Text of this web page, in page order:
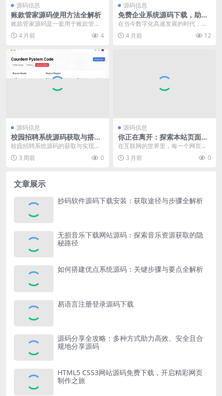
源码信息
账款管家源码使用方法全解析
账款管家源码是一套用于账款管理
相关软件开发的基础代码集合，合
理运用它能够帮助开发...
4 月前 4
源码信息
免费企业系统源码下载，助力
企业高效搭建信息化管理平台
在当今数字化高速发展的时代，企
业对于各类系统的需求与日俱增。
从客户关系管理系统到...
4 月前 12
源码信息
校园招聘系统源码获取与搭建
的实用指南
校园招聘系统源码的获取与实现是
一项具有一定复杂性但又充满挑战
和价值的工作。在当今...
3 周前 0
源码信息
你正在离开：探索本站页面源
码背后的告别真相
在互联网的世界里，每一个网页都
像是一座小小的信息岛屿，而页面
源码则是构建这座岛屿...
3 月前 0
文章展示
抄码软件源码下载安装：获取途径与步骤全解析
无损音乐下载网站源码：探索音乐资源获取的隐
秘路径
如何搭建优点系统源码：关键步骤与要点全解析
易语言注册登录源码下载
源码分享全攻略：多种方式助力高效、安全且合
规地分享源码
HTML5 CSS3网站源码免费下载，开启精彩网页
制作之旅